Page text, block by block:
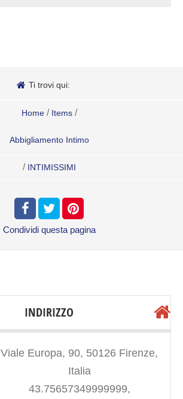
Ti trovi qui:
Home / Items /
Abbigliamento Intimo
/ INTIMISSIMI
Condividi questa pagina
INDIRIZZO
Viale Europa, 90, 50126 Firenze,
Italia
43.75657349999999,